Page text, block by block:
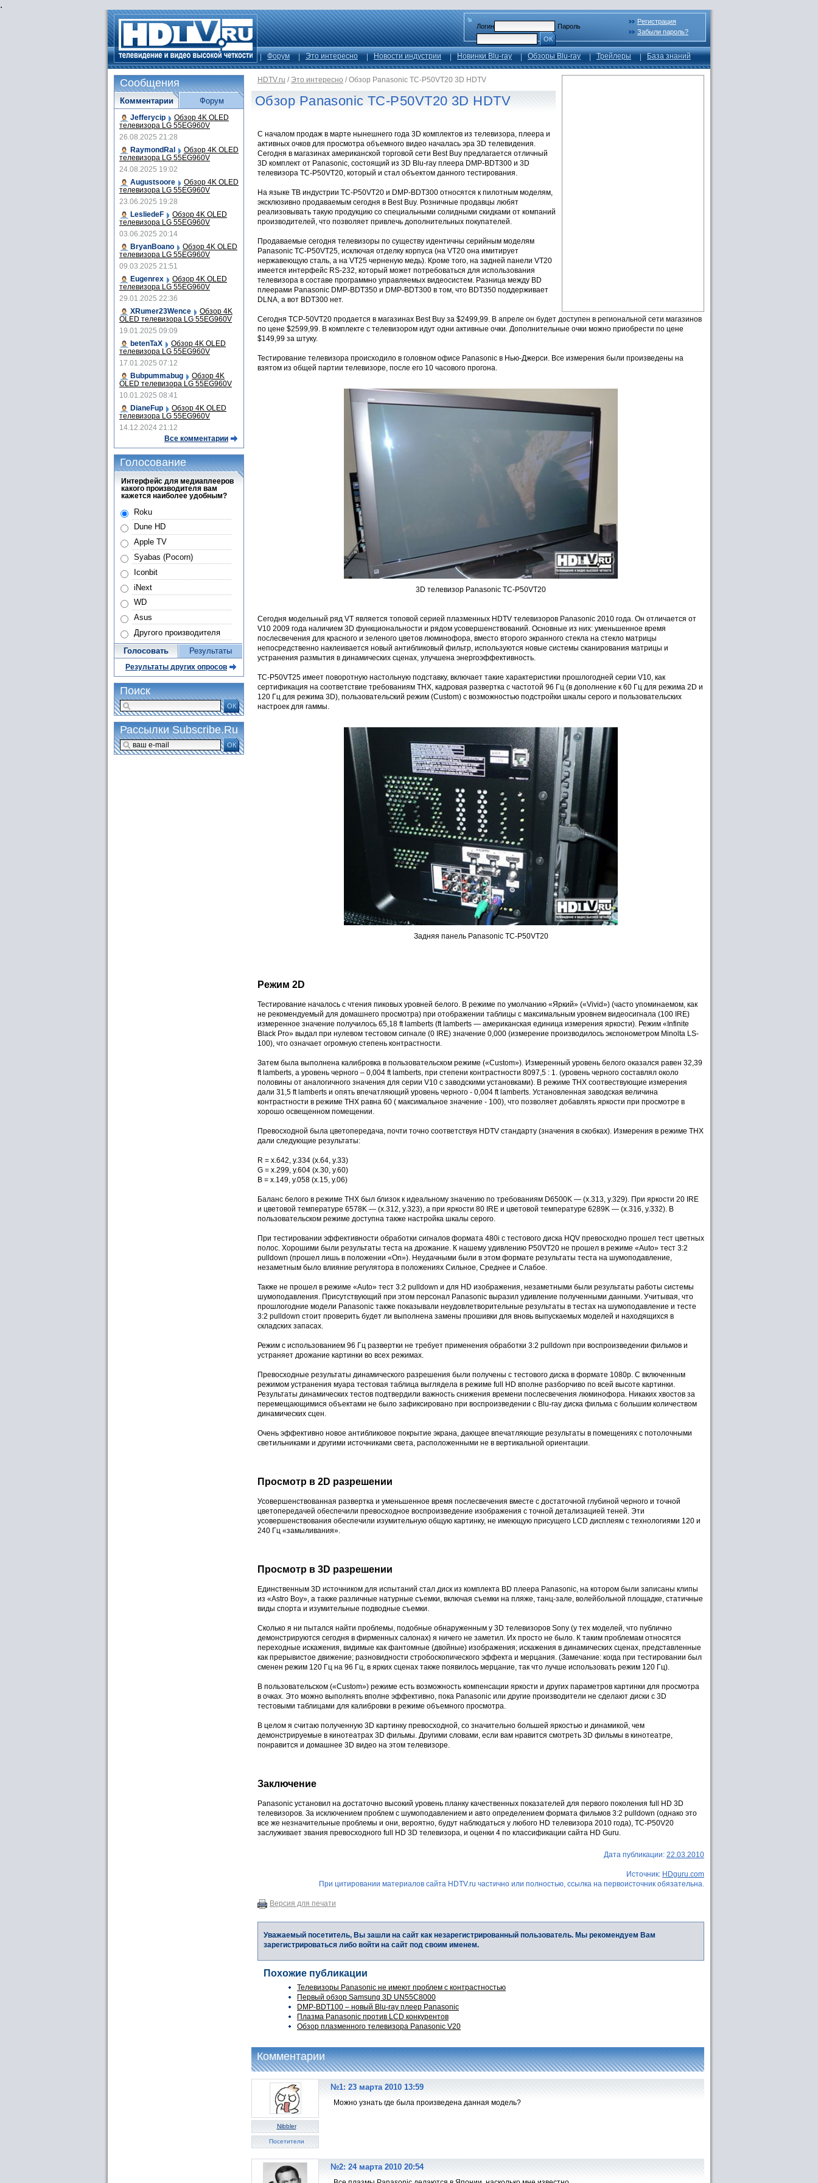
.
Логин
Пароль
ОК
Регистрация
Забыли пароль?
Форум Это интересно Новости индустрии Новинки Blu-ray Обзоры Blu-ray Трейлеры База знаний
HDTV.ru / Это интересно / Обзор Panasonic TC-P50VT20 3D HDTV
Обзор Panasonic TC-P50VT20 3D HDTV
С началом продаж в марте нынешнего года 3D комплектов из телевизора, плеера и
активных очков для просмотра объемного видео началась эра 3D телевидения.
Сегодня в магазинах американской торговой сети Best Buy предлагается отличный
3D комплект от Panasonic, состоящий из 3D Blu-ray плеера DMP-BDT300 и 3D
телевизора TC-P50VT20, который и стал объектом данного тестирования.
На языке ТВ индустрии TC-P50VT20 и DMP-BDT300 относятся к пилотным моделям,
эксклюзивно продаваемым сегодня в Best Buy. Розничные продавцы любят
реализовывать такую продукцию со специальными солидными скидками от компаний
производителей, что позволяет привлечь дополнительных покупателей.
Продаваемые сегодня телевизоры по существу идентичны серийным моделям
Panasonic TC-P50VT25, исключая отделку корпуса (на VT20 она имитирует
нержавеющую сталь, а на VT25 черненую медь). Кроме того, на задней панели VT20
имеется интерфейс RS-232, который может потребоваться для использования
телевизора в составе программно управляемых видеосистем. Разница между BD
плеерами Panasonic DMP-BDT350 и DMP-BDT300 в том, что BDT350 поддерживает
DLNA, а вот BDT300 нет.
Сегодня TCP-50VT20 продается в магазинах Best Buy за $2499,99. В апреле он будет доступен в региональной сети магазинов
по цене $2599,99. В комплекте с телевизором идут одни активные очки. Дополнительные очки можно приобрести по цене
$149,99 за штуку.
Тестирование телевизора происходило в головном офисе Panasonic в Нью-Джерси. Все измерения были произведены на
взятом из общей партии телевизоре, после его 10 часового прогона.
3D телевизор Panasonic TC-P50VT20
Сегодня модельный ряд VT является топовой серией плазменных HDTV телевизоров Panasonic 2010 года. Он отличается от
V10 2009 года наличием 3D функциональности и рядом усовершенствований. Основные из них: уменьшенное время
послесвечения для красного и зеленого цветов люминофора, вместо второго экранного стекла на стекло матрицы
непосредственно наклеивается новый антибликовый фильтр, используются новые системы сканирования матрицы и
устранения размытия в динамических сценах, улучшена энергоэффективность.
TC-P50VT25 имеет поворотную настольную подставку, включает такие характеристики прошлогодней серии V10, как
сертификация на соответствие требованиям THX, кадровая развертка с частотой 96 Гц (в дополнение к 60 Гц для режима 2D и
120 Гц для режима 3D), пользовательский режим (Custom) с возможностью подстройки шкалы серого и пользовательских
настроек для гаммы.
Задняя панель Panasonic TC-P50VT20
Режим 2D
Тестирование началось с чтения пиковых уровней белого. В режиме по умолчанию «Яркий» («Vivid») (часто упоминаемом, как
не рекомендуемый для домашнего просмотра) при отображении таблицы с максимальным уровнем видеосигнала (100 IRE)
измеренное значение получилось 65,18 ft lamberts (ft lamberts — американская единица измерения яркости). Режим «Infinite
Black Pro» выдал при нулевом тестовом сигнале (0 IRE) значение 0,000 (измерение производилось экспонометром Minolta LS-
100), что означает огромную степень контрастности.
Затем была выполнена калибровка в пользовательском режиме («Custom»). Измеренный уровень белого оказался равен 32,39
ft lamberts, а уровень черного – 0,004 ft lamberts, при степени контрастности 8097,5 : 1. (уровень черного составлял около
половины от аналогичного значения для серии V10 с заводскими установками). В режиме THX соотвествующие измерения
дали 31,5 ft lamberts и опять впечатляющий уровень черного - 0,004 ft lamberts. Установленная заводская величина
контрастности в режиме THX равна 60 ( максимальное значение - 100), что позволяет добавлять яркости при просмотре в
хорошо освещенном помещении.
Превосходной была цветопередача, почти точно соответствуя HDTV стандарту (значения в скобках). Измерения в режиме THX
дали следующие результаты:
R = x.642, y.334 (x.64, y.33)
G = x.299, y.604 (x.30, y.60)
B = x.149, y.058 (x.15, y.06)
Баланс белого в режиме THX был близок к идеальному значению по требованиям D6500K — (x.313, y.329). При яркости 20 IRE
и цветовой температуре 6578K — (x.312, y.323), а при яркости 80 IRE и цветовой температуре 6289K — (x.316, y.332). В
пользовательском режиме доступна также настройка шкалы серого.
При тестировании эффективности обработки сигналов формата 480i с тестового диска HQV превосходно прошел тест цветных
полос. Хорошими были результаты теста на дрожание. К нашему удивлению P50VT20 не прошел в режиме «Auto» тест 3:2
pulldown (прошел лишь в положении «On»). Неудачными были в этом формате результаты теста на шумоподавление,
незаметным было влияние регулятора в положениях Сильное, Среднее и Слабое.
Также не прошел в режиме «Auto» тест 3:2 pulldown и для HD изображения, незаметными были результаты работы системы
шумоподавления. Присутствующий при этом персонал Panasonic выразил удивление полученными данными. Учитывая, что
прошлогодние модели Panasonic также показывали неудовлетворительные результаты в тестах на шумоподавление и тесте
3:2 pulldown стоит проверить будет ли выполнена замены прошивки для вновь выпускаемых моделей и находящихся в
складских запасах.
Режим с использованием 96 Гц развертки не требует применения обработки 3:2 pulldown при воспроизведении фильмов и
устраняет дрожание картинки во всех режимах.
Превосходные результаты динамического разрешения были получены с тестового диска в формате 1080р. С включенным
режимом устранения муара тестовая таблица выглядела в режиме full HD вполне разборчиво по всей высоте картинки.
Результаты динамических тестов подтвердили важность снижения времени послесвечения люминофора. Никаких хвостов за
перемещающимися объектами не было зафиксировано при воспроизведении с Blu-ray диска фильма с большим количеством
динамических сцен.
Очень эффективно новое антибликовое покрытие экрана, дающее впечатляющие результаты в помещениях с потолочными
светильниками и другими источниками света, расположенными не в вертикальной ориентации.
Просмотр в 2D разрешении
Усовершенствованная развертка и уменьшенное время послесвечения вместе с достаточной глубиной черного и точной
цветопередачей обеспечили превосходное воспроизведение изображения с точной детализацией теней. Эти
усовершенствования обеспечили изумительную общую картинку, не имеющую присущего LCD дисплеям с технологиями 120 и
240 Гц «замыливания».
Просмотр в 3D разрешении
Единственным 3D источником для испытаний стал диск из комплекта BD плеера Panasonic, на котором были записаны клипы
из «Astro Boy», а также различные натурные съемки, включая съемки на пляже, танц-зале, волейбольной площадке, статичные
виды спорта и изумительные подводные съемки.
Сколько я ни пытался найти проблемы, подобные обнаруженным у 3D телевизоров Sony (у тех моделей, что публично
демонстрируются сегодня в фирменных салонах) я ничего не заметил. Их просто не было. К таким проблемам относятся
переходные искажения, видимые как фантомные (двойные) изображения; искажения в динамических сценах, представленные
как прерывистое движение; разновидности стробоскопического эффекта и мерцания. (Замечание: когда при тестировании был
сменен режим 120 Гц на 96 Гц, в ярких сценах также появилось мерцание, так что лучше использовать режим 120 Гц).
В пользовательском («Custom») режиме есть возможность компенсации яркости и других параметров картинки для просмотра
в очках. Это можно выполнять вполне эффективно, пока Panasonic или другие производители не сделают диски с 3D
тестовыми таблицами для калибровки в режиме объемного просмотра.
В целом я считаю полученную 3D картинку превосходной, со значительно большей яркостью и динамикой, чем
демонстрируемые в кинотеатрах 3D фильмы. Другими словами, если вам нравится смотреть 3D фильмы в кинотеатре,
понравится и домашнее 3D видео на этом телевизоре.
Заключение
Panasonic установил на достаточно высокий уровень планку качественных показателей для первого поколения full HD 3D
телевизоров. За исключением проблем с шумоподавлением и авто определением формата фильмов 3:2 pulldown (однако это
все же незначительные проблемы и они, вероятно, будут наблюдаться у любого HD телевизора 2010 года), TC-P50V20
заслуживает звания превосходного full HD 3D телевизора, и оценки 4 по классификации сайта HD Guru.
Дата публикации: 22.03.2010
Источник: HDguru.com
При цитировании материалов сайта HDTV.ru частично или полностью, ссылка на первоисточник обязательна.
Версия для печати
Уважаемый посетитель, Вы зашли на сайт как незарегистрированный пользователь. Мы рекомендуем Вам
зарегистрироваться либо войти на сайт под своим именем.
Похожие публикации
Телевизоры Panasonic не имеют проблем с контрастностью
Первый обзор Samsung 3D UN55C8000
DMP-BDT100 – новый Blu-ray плеер Panasonic
Плазма Panasonic против LCD конкурентов
Обзор плазменного телевизора Panasonic V20
Комментарии
Nibbler
Посетители
№1: 23 марта 2010 13:59
Можно узнать где была произведена данная модель?
№2: 24 марта 2010 20:54
Сообщения
Комментарии
Jefferycip Обзор 4K OLED
телевизора LG 55EG960V
26.08.2025 21:28
RaymondRal
Обзор 4K OLED
телевизора LG 55EG960V
24.08.2025 19:02
Augustsoore
Обзор 4K OLED
телевизора LG 55EG960V
23.06.2025 19:28
LesliedeF
Обзор 4K OLED
телевизора LG 55EG960V
03.06.2025 20:14
BryanBoano
Обзор 4K OLED
телевизора LG 55EG960V
09.03.2025 21:51
Eugenrex
Обзор 4K OLED
телевизора LG 55EG960V
29.01.2025 22:36
XRumer23Wence
Обзор 4K
OLED телевизора LG 55EG960V
19.01.2025 09:09
betenTaX
Обзор 4K OLED
телевизора LG 55EG960V
17.01.2025 07:12
Bubpummabug
Обзор 4K
OLED телевизора LG 55EG960V
10.01.2025 08:41
DianeFup
Обзор 4K OLED
телевизора LG 55EG960V
14.12.2024 21:12
Все комментарии
Форум
Голосование
Интерфейс для медиаплееров
какого производителя вам
кажется наиболее удобным?
Roku
Dune HD
Apple TV
Syabas (Pocorn)
Iconbit
iNext
WD
Asus
Другого производителя
Голосовать Результаты
Результаты других опросов
Поиск
ОК
Рассылки Subscribe.Ru
ОК